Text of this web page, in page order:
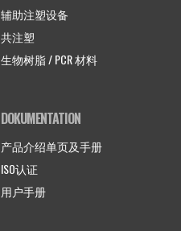
辅助注塑设备
共注塑
生物树脂 / PCR 材料
DOKUMENTATION
产品介绍单页及手册
ISO认证
用户手册